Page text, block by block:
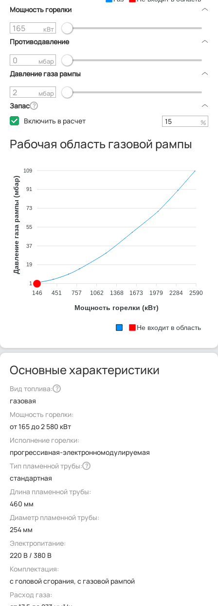
Рабочая область газовой рампы
109
91
73
55
37
19
1
Давление газа рампы (мбар)
146 451 757 1062 1368 1673 1979 2284 2590
Мощность горелки (кВт)
Не входит в область
Мощность горелки
кВт
Противодавление
мбар
Давление газа рампы
мбар
Запас ?
Включить в расчет %
Основные характеристики
Вид топлива: ?
газовая
Мощность горелки:
от 165 до 2 580 кВт
Исполнение горелки:
прогрессивная-электронномодулируемая
Тип пламенной трубы: ?
стандартная
Длина пламенной трубы:
460 мм
Диаметр пламенной трубы:
254 мм
Электропитание:
220 В / 380 В
Комплектация:
с головой сгорания, с газовой рампой
Расход газа: